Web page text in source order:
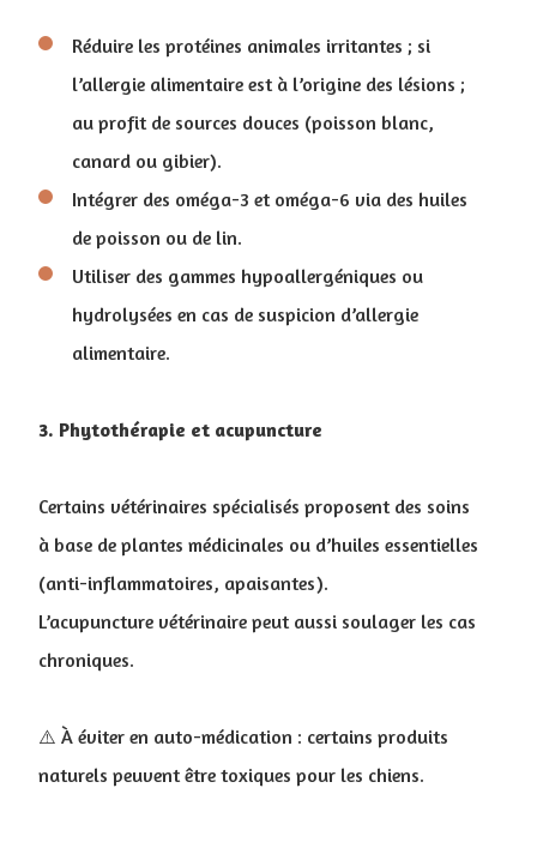
Réduire les protéines animales irritantes ; si
l’allergie alimentaire est à l’origine des lésions ;
au profit de sources douces (poisson blanc,
canard ou gibier).
Intégrer des oméga-3 et oméga-6 via des huiles
de poisson ou de lin.
Utiliser des gammes hypoallergéniques ou
hydrolysées en cas de suspicion d’allergie
alimentaire.
3. Phytothérapie et acupuncture
Certains vétérinaires spécialisés proposent des soins
à base de plantes médicinales ou d’huiles essentielles
(anti-inflammatoires, apaisantes).
L’acupuncture vétérinaire peut aussi soulager les cas
chroniques.
⚠️ À éviter en auto-médication : certains produits
naturels peuvent être toxiques pour les chiens.